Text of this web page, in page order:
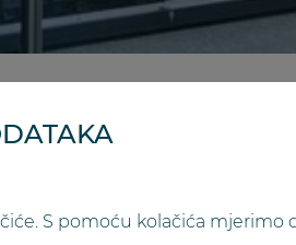
S pomoću kolačića mjerimo